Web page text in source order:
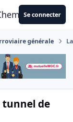
Se connecter
générale
tunnel de